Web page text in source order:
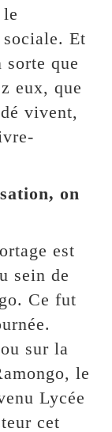
Et
sorte que
eux, que
vivent,
on
est
sein de
Ce fut
sur la
le
Lycée
cet